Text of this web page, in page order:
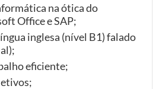
na ótica do
Office e SAP;
inglesa (nível B1) falado
eficiente;